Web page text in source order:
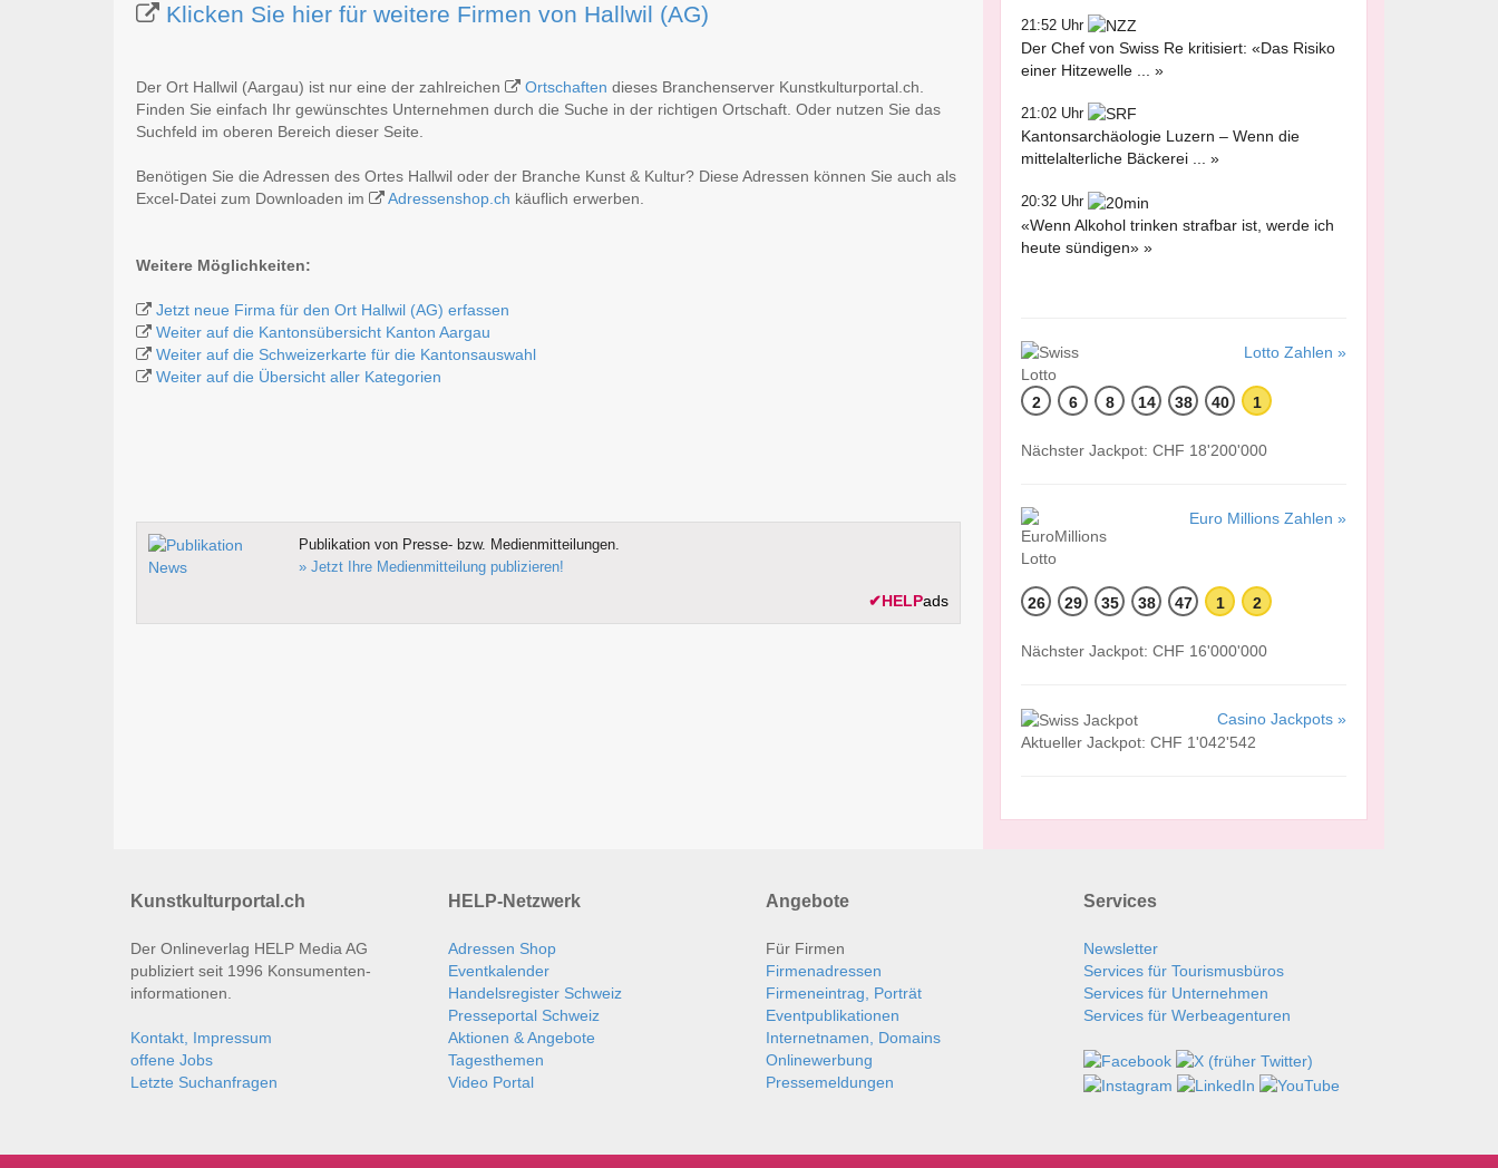
Klicken Sie hier für weitere Firmen von Hallwil (AG)
Der Ort Hallwil (Aargau) ist nur eine der zahlreichen Ortschaften dieses Branchenserver Kunstkulturportal.ch.
Finden Sie einfach Ihr gewünschtes Unternehmen durch die Suche in der richtigen Ortschaft. Oder nutzen Sie das
Suchfeld im oberen Bereich dieser Seite.
Benötigen Sie die Adressen des Ortes Hallwil oder der Branche Kunst & Kultur? Diese Adressen können Sie auch als
Excel-Datei zum Downloaden im
Adressenshop.ch käuflich erwerben.
Weitere Möglichkeiten:
Jetzt neue Firma für den Ort Hallwil (AG) erfassen
Weiter auf die Kantonsübersicht Kanton Aargau
Weiter auf die Schweizerkarte für die Kantonsauswahl
Weiter auf die Übersicht aller Kategorien
Publikation von Presse- bzw. Medienmitteilungen.
» Jetzt Ihre Medienmitteilung publizieren!
✔HELPads
21:52 Uhr
Der Chef von Swiss Re kritisiert: «Das Risiko
einer Hitzewelle ... »
21:02 Uhr
Kantonsarchäologie Luzern – Wenn die
mittelalterliche Bäckerei ... »
20:32 Uhr
«Wenn Alkohol trinken strafbar ist, werde ich
heute sündigen» »
Lotto Zahlen »
2 6 8 14 38 40 1
Nächster Jackpot: CHF 18'200'000
Euro Millions Zahlen »
26 29 35 38 47 1 2
Nächster Jackpot: CHF 16'000'000
Casino Jackpots »
Aktueller Jackpot: CHF 1'042'542
Kunstkulturportal.ch
Der Onlineverlag HELP Media AG
publiziert seit 1996 Konsumenten­
informationen.
Kontakt, Impressum
offene Jobs
Letzte Suchanfragen
HELP-Netzwerk
Adressen Shop
Eventkalender
Handelsregister Schweiz
Presseportal Schweiz
Aktionen & Angebote
Tagesthemen
Video Portal
Angebote
Für Firmen
Firmenadressen
Firmeneintrag, Porträt
Eventpublikationen
Internetnamen, Domains
Onlinewerbung
Pressemeldungen
Services
Newsletter
Services für Tourismusbüros
Services für Unternehmen
Services für Werbeagenturen